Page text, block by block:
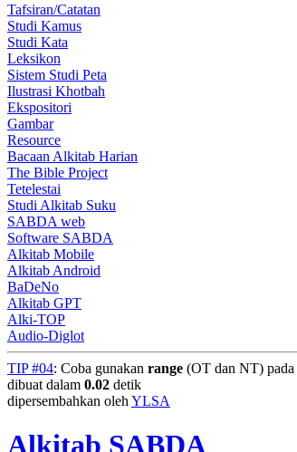
Tafsiran/Catatan
Studi Kamus
Studi Kata
Leksikon
Sistem Studi Peta
Ilustrasi Khotbah
Ekspositori
Gambar
Resource
Bacaan Alkitab Harian
The Bible Project
Tetelestai
Studi Alkitab Suku
SABDA web
Software SABDA
Alkitab Mobile
Alkitab Android
BaDeNo
Alkitab GPT
Alki-TOP
Audio-Diglot
TIP #04: Coba gunakan range (OT dan NT) pada
dibuat dalam 0.02 detik
dipersembahkan oleh YLSA
Alkitab SABDA